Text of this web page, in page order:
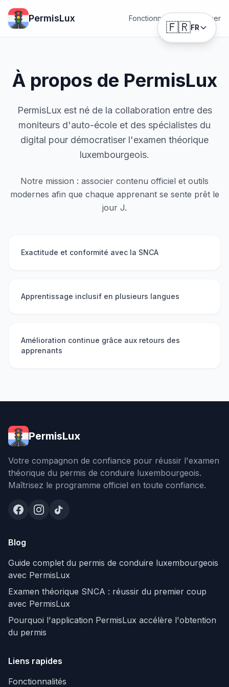
🇫🇷FR
PermisLux Fonctionnalités Télécharger
À propos de PermisLux
PermisLux est né de la collaboration entre des
moniteurs d'auto-école et des spécialistes du
digital pour démocratiser l'examen théorique
luxembourgeois.
Notre mission : associer contenu officiel et outils
modernes afin que chaque apprenant se sente prêt le
jour J.
Exactitude et conformité avec la SNCA
Apprentissage inclusif en plusieurs langues
Amélioration continue grâce aux retours des
apprenants
PermisLux
Votre compagnon de confiance pour réussir l'examen
théorique du permis de conduire luxembourgeois.
Maîtrisez le programme officiel en toute confiance.
Blog
Guide complet du permis de conduire luxembourgeois
avec PermisLux
Examen théorique SNCA : réussir du premier coup
avec PermisLux
Pourquoi l'application PermisLux accélère l'obtention
du permis
Liens rapides
Fonctionnalités